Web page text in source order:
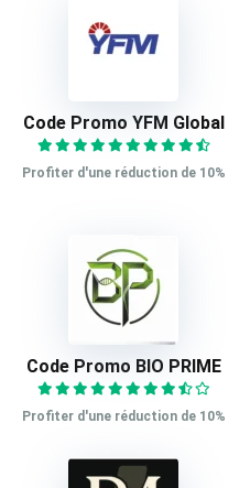
Code Promo YFM Global
Profiter d'une réduction de 10%
Code Promo BIO PRIME
Profiter d'une réduction de 10%